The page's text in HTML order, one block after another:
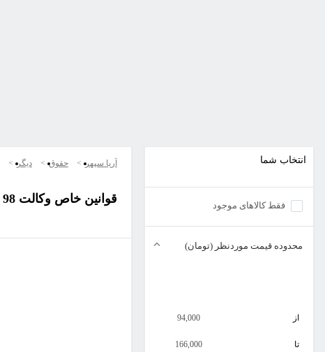
انتخاب شما
فقط کالاهای موجود
محدوده قیمت موردنظر (تومان)
از 94,000
تا 166,000
آریا سپهر حقوق دیگر
قوانین خاص وکالت 98